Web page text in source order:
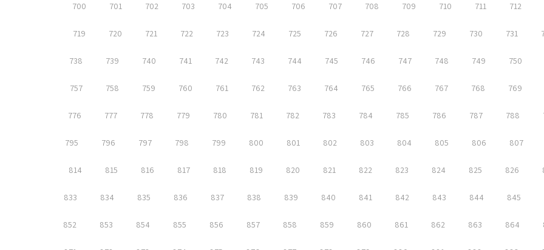
700 701 702 703 704 705 706 707 708 709 710 711 712
719 720 721 722 723 724 725 726 727 728 729 730 731
738 739 740 741 742 743 744 745 746 747 748 749 750
757 758 759 760 761 762 763 764 765 766 767 768 769
776 777 778 779 780 781 782 783 784 785 786 787 788
795 796 797 798 799 800 801 802 803 804 805 806 807
814 815 816 817 818 819 820 821 822 823 824 825 826
833 834 835 836 837 838 839 840 841 842 843 844 845
852 853 854 855 856 857 858 859 860 861 862 863 864